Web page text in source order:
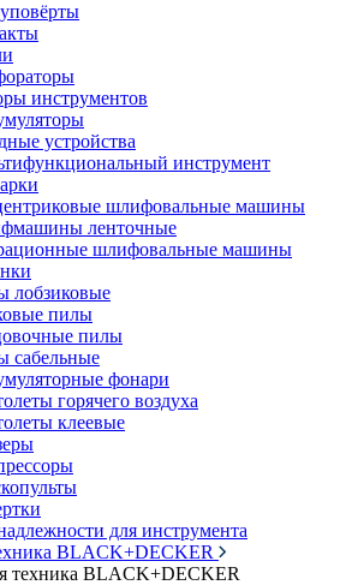
инструментов
устройства
инструмент
шлифовальные машины
ленточные
шлифовальные машины
лобзиковые
пилы
пилы
сабельные
фонари
горячего воздуха
клеевые
для инструмента
BLACK+DECKER
техника BLACK+DECKER